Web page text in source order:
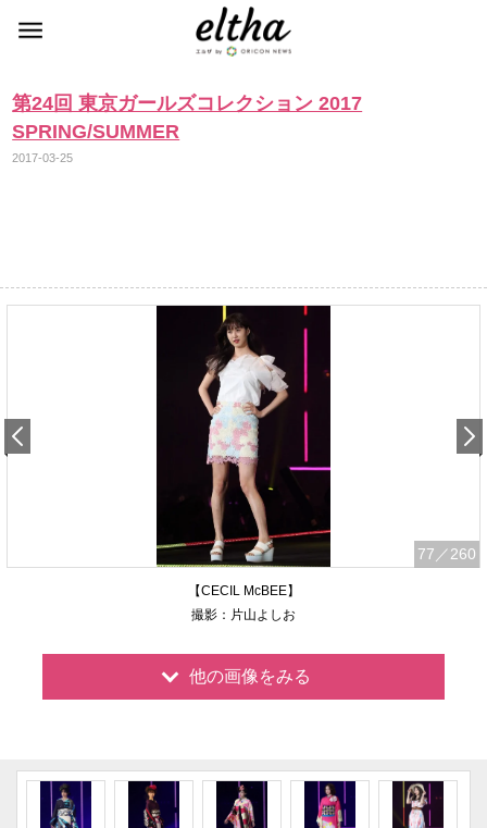
第24回 東京ガールズコレクション 2017
SPRING/SUMMER
2017-03-25
77 ／260
【CECIL McBEE】
撮影：片山よしお
他の画像をみる